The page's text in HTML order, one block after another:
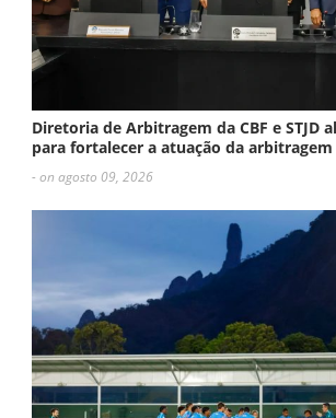
Diretoria de Arbitragem da CBF e STJD
para fortalecer a atuação da arbitragem
- on agosto 09, 2026